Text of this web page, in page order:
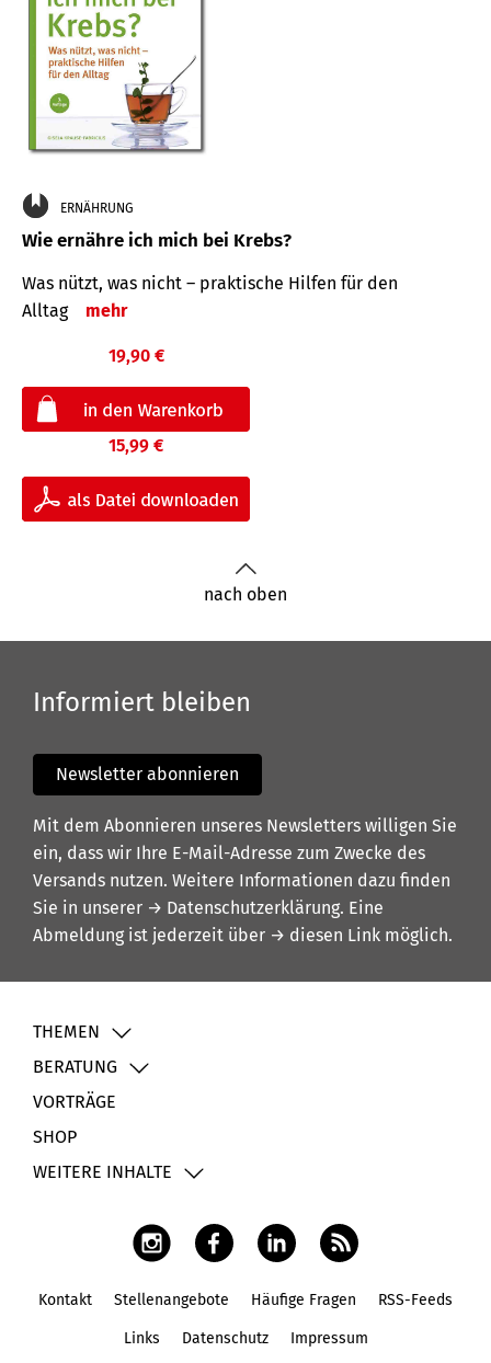
ERNÄHRUNG
Wie ernähre ich mich bei Krebs?
Was nützt, was nicht – praktische Hilfen für den
Alltag
mehr
19,90 €
15,99 €
nach oben
Informiert bleiben
Newsletter abonnieren
Mit dem Abonnieren unseres Newsletters willigen Sie
ein, dass wir Ihre E-Mail-Adresse zum Zwecke des
Versands nutzen. Weitere Informationen dazu finden
Sie in unserer → Datenschutzerklärung. Eine
Abmeldung ist jederzeit über → diesen Link möglich.
THEMEN
BERATUNG
VORTRÄGE
SHOP
WEITERE INHALTE
Kontakt Stellenangebote Häufige Fragen RSS-Feeds
Links Datenschutz Impressum